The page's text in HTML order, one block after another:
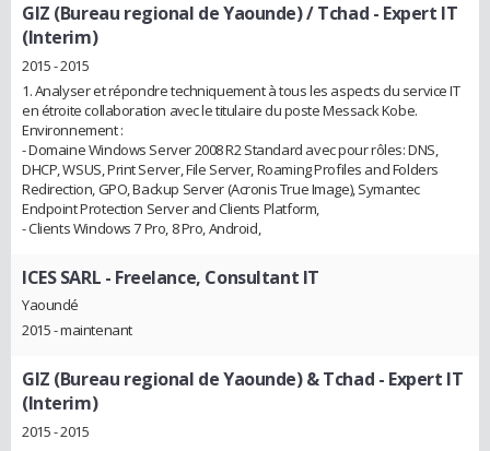
GIZ (Bureau regional de Yaounde) / Tchad - Expert IT
(Interim)
2015 - 2015
1. Analyser et répondre techniquement à tous les aspects du service IT
en étroite collaboration avec le titulaire du poste Messack Kobe.
Environnement :
- Domaine Windows Server 2008 R2 Standard avec pour rôles: DNS,
DHCP, WSUS, Print Server, File Server, Roaming Profiles and Folders
Redirection, GPO, Backup Server (Acronis True Image), Symantec
Endpoint Protection Server and Clients Platform,
- Clients Windows 7 Pro, 8 Pro, Android,
ICES SARL - Freelance, Consultant IT
Yaoundé
2015 - maintenant
GIZ (Bureau regional de Yaounde) & Tchad - Expert IT
(Interim)
2015 - 2015